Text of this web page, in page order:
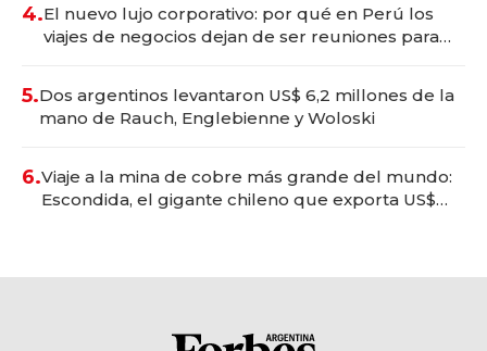
4.El nuevo lujo corporativo: por qué en Perú los
viajes de negocios dejan de ser reuniones para
5.Dos argentinos levantaron US$ 6,2 millones de la
mano de Rauch, Englebienne y Woloski
6.Viaje a la mina de cobre más grande del mundo:
Escondida, el gigante chileno que exporta US$